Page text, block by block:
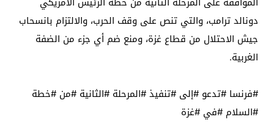
دونالد ترامب، والتي تنص على وقف الحرب، والالتزام بانسحاب
جيش الاحتلال من قطاع غزة، ومنع ضم أي جزء من الضفة
الغربية.
#فرنسا #تدعو #إلى #تنفيذ #المرحلة #الثانية #من #خطة
#السلام #في #غزة